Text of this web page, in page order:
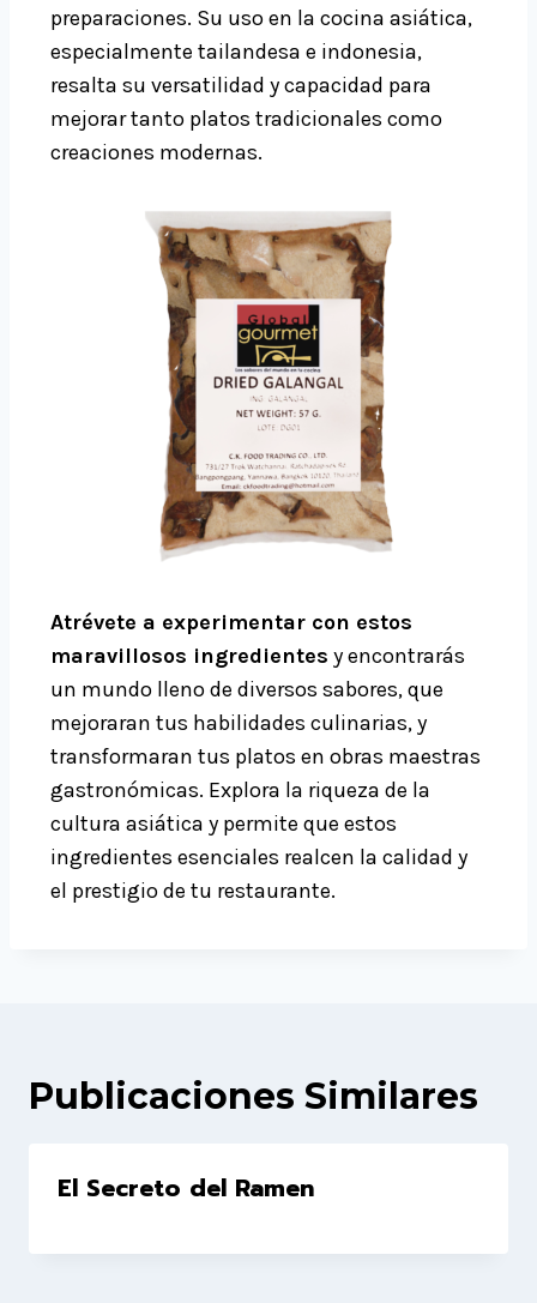
preparaciones. Su uso en la cocina asiática,
especialmente tailandesa e indonesia,
resalta su versatilidad y capacidad para
mejorar tanto platos tradicionales como
creaciones modernas.
Atrévete a experimentar con estos
maravillosos ingredientes y encontrarás
un mundo lleno de diversos sabores, que
mejoraran tus habilidades culinarias, y
transformaran tus platos en obras maestras
gastronómicas. Explora la riqueza de la
cultura asiática y permite que estos
ingredientes esenciales realcen la calidad y
el prestigio de tu restaurante.
Publicaciones Similares
El Secreto del Ramen